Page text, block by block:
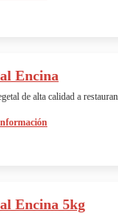
Encina
de alta calidad a
Encina 5kg